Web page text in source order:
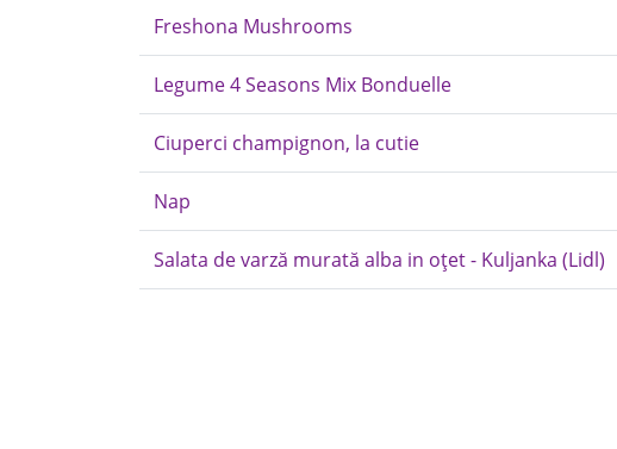
Freshona Mushrooms
Legume 4 Seasons Mix Bonduelle
Ciuperci champignon, la cutie
Nap
Salata de varză murată alba in oțet - Kuljanka (Lidl)